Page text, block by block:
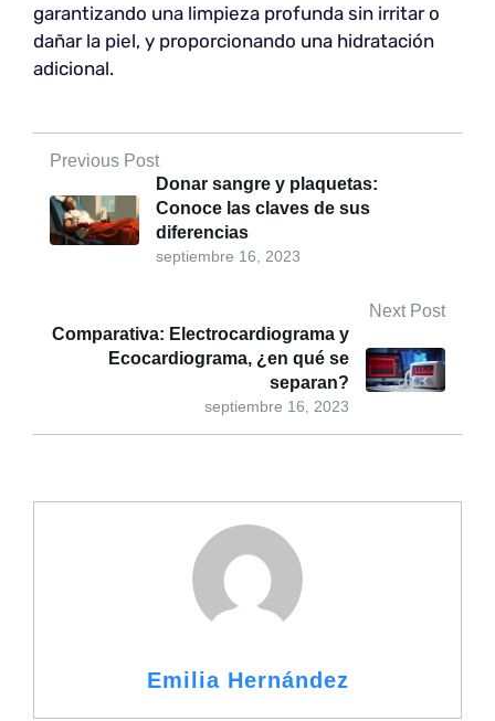
garantizando una limpieza profunda sin irritar o
dañar la piel, y proporcionando una hidratación
adicional.
Previous Post
septiembre 16, 2023
Donar sangre y plaquetas:
Conoce las claves de sus
diferencias
Next Post
septiembre 16, 2023
Comparativa: Electrocardiograma y
Ecocardiograma, ¿en qué se
separan?
Emilia Hernández